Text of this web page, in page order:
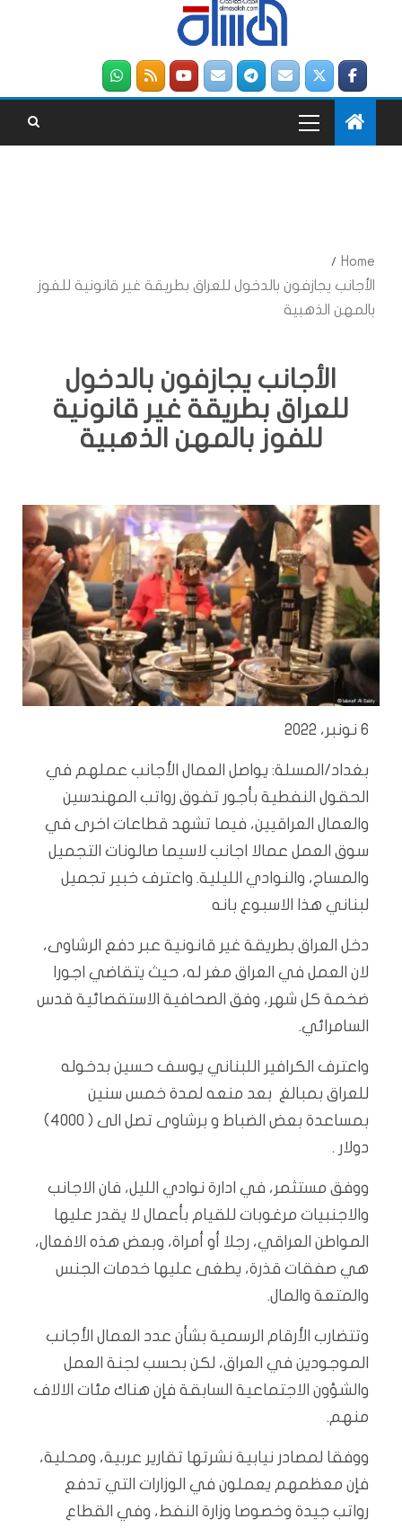
Home
الأجانب يجازفون بالدخول للعراق بطريقة غير قانونية للفوز
بالمهن الذهبية
الأجانب يجازفون بالدخول
للعراق بطريقة غير قانونية
للفوز بالمهن الذهبية
6 نونبر، 2022
بغداد/المسلة: يواصل العمال الأجانب عملهم في
الحقول النفطية بأجور تفوق رواتب المهندسين
والعمال العراقيين، فيما تشهد قطاعات اخرى في
سوق العمل عمالا اجانب لاسيما صالونات التجميل
والمساج، والنوادي الليلية. واعترف خبير تجميل
لبناني هذا الاسبوع بانه
دخل العراق بطريقة غير قانونية عبر دفع الرشاوى،
لان العمل في العراق مغر له، حيث يتقاضي اجورا
ضخمة كل شهر، وفق الصحافية الاستقصائية قدس
السامرائي.
واعترف الكرافير اللبناني يوسف حسين بدخوله
للعراق بمبالغ بعد منعه لمدة خمس سنين
بمساعدة بعض الضباط و برشاوى تصل الى ( ٤٠٠٠)
دولار .
ووفق مستثمر، في ادارة نوادي الليل، فان الاجانب
والاجنبيات مرغوبات للقيام بأعمال لا يقدر عليها
المواطن العراقي، رجلا أو أمراة، وبعض هذه الافعال،
هي صفقات قذرة، يطغى عليها خدمات الجنس
والمتعة والمال.
وتتضارب الأرقام الرسمية بشأن عدد العمال الأجانب
الموجودين في العراق، لكن بحسب لجنة العمل
والشؤون الاجتماعية السابقة فإن هناك مئات الالاف
منهم.
ووفقا لمصادر نيابية نشرتها تقارير عربية، ومحلية،
فإن معظمهم يعملون في الوزارات التي تدفع
رواتب جيدة وخصوصا وزارة النفط، وفي القطاع